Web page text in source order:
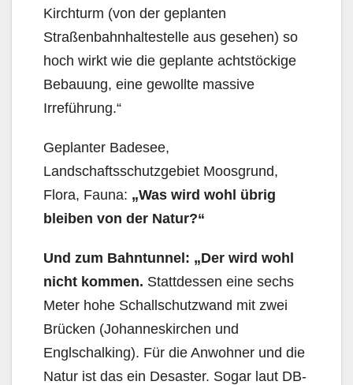
Kirchturm (von der geplanten
Straßenbahnhaltestelle aus gesehen) so
hoch wirkt wie die geplante achtstöckige
Bebauung, eine gewollte massive
Irreführung.“
Geplanter Badesee,
Landschaftsschutzgebiet Moosgrund,
Flora, Fauna: „Was wird wohl übrig
bleiben von der Natur?“
Und zum Bahntunnel: „Der wird wohl
nicht kommen. Stattdessen eine sechs
Meter hohe Schall­schutzwand mit zwei
Brücken (Johanneskirchen und
Englschalking). Für die Anwohner und die
Na­tur ist das ein Desaster. Sogar laut DB-